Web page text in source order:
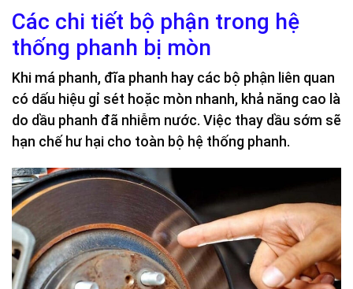
Các chi tiết bộ phận trong hệ
thống phanh bị mòn
Khi má phanh, đĩa phanh hay các bộ phận liên quan
có dấu hiệu gỉ sét hoặc mòn nhanh, khả năng cao là
do dầu phanh đã nhiễm nước. Việc thay dầu sớm sẽ
hạn chế hư hại cho toàn bộ hệ thống phanh.